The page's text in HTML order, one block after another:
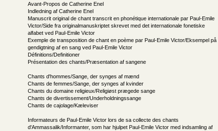
Avant-Propos de Catherine Enel
Indledning af Catherine Enel
Manuscrit original de chant transcrit en phonétique internationale par Paul-Emile
Victor/Side fra originalmanuskriptet skrevet med det internationale fonetiske
alfabet ved Paul-Emile Victor
Exemple de transposition de chant en poème par Paul-Emile Victor/Eksempel på
gendigtning af en sang ved Paul-Emile Victor
Définitions/Definitioner
Présentation des chants/Præsentation af sangene
Chants d'hommes/Sange, der synges af mænd
Chants de femmes/Sange, der synges af kvinder
Chants du domaine religieux/Religiøst prægede sange
Chants de divertissement/Underholdningssange
Chants de cajolage/Kæleviser
Informateurs de Paul-Emile Victor lors de sa collecte des chants
d'Ammassalik/Informanter, som har hjulpet Paul-Emile Victor med indsamling af